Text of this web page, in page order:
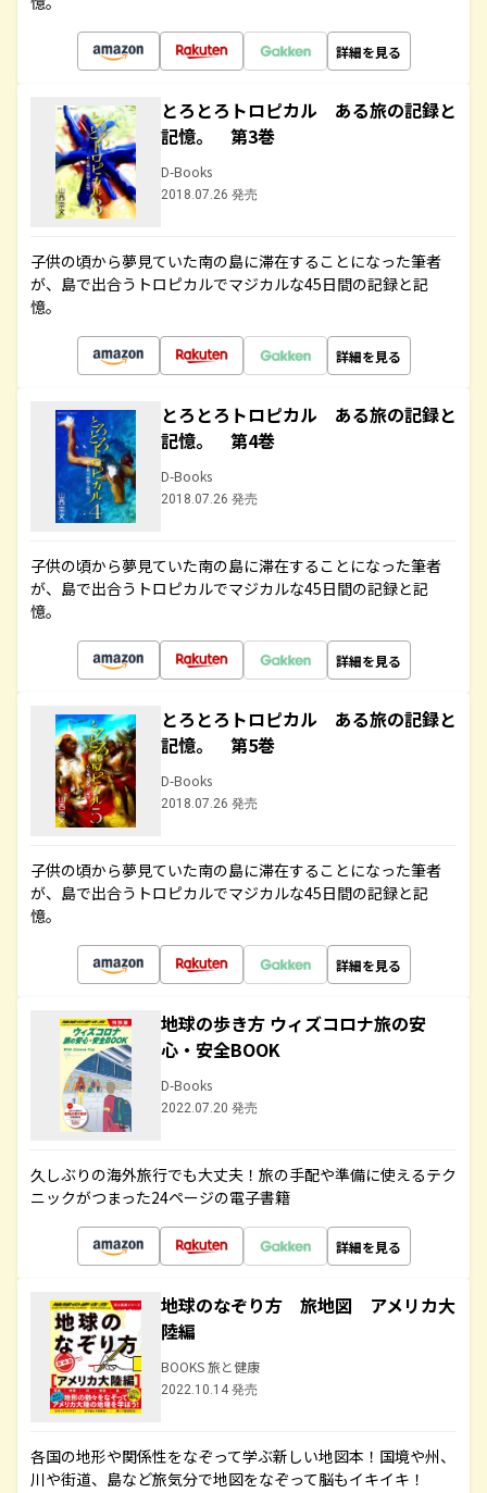
詳細を見る
とろとろトロピカル ある旅の記録と
記憶。 第3巻
D-Books
2018.07.26 発売
子供の頃から夢見ていた南の島に滞在することになった筆者
が、島で出合うトロピカルでマジカルな45日間の記録と記
憶。
詳細を見る
とろとろトロピカル ある旅の記録と
記憶。 第4巻
D-Books
2018.07.26 発売
子供の頃から夢見ていた南の島に滞在することになった筆者
が、島で出合うトロピカルでマジカルな45日間の記録と記
憶。
詳細を見る
とろとろトロピカル ある旅の記録と
記憶。 第5巻
D-Books
2018.07.26 発売
子供の頃から夢見ていた南の島に滞在することになった筆者
が、島で出合うトロピカルでマジカルな45日間の記録と記
憶。
詳細を見る
地球の歩き方 ウィズコロナ旅の安
心・安全BOOK
D-Books
2022.07.20 発売
久しぶりの海外旅行でも大丈夫！旅の手配や準備に使えるテク
ニックがつまった24ページの電子書籍
詳細を見る
地球のなぞり方 旅地図 アメリカ大
陸編
BOOKS 旅と健康
2022.10.14 発売
各国の地形や関係性をなぞって学ぶ新しい地図本！国境や州、
川や街道、島など旅気分で地図をなぞって脳もイキイキ！